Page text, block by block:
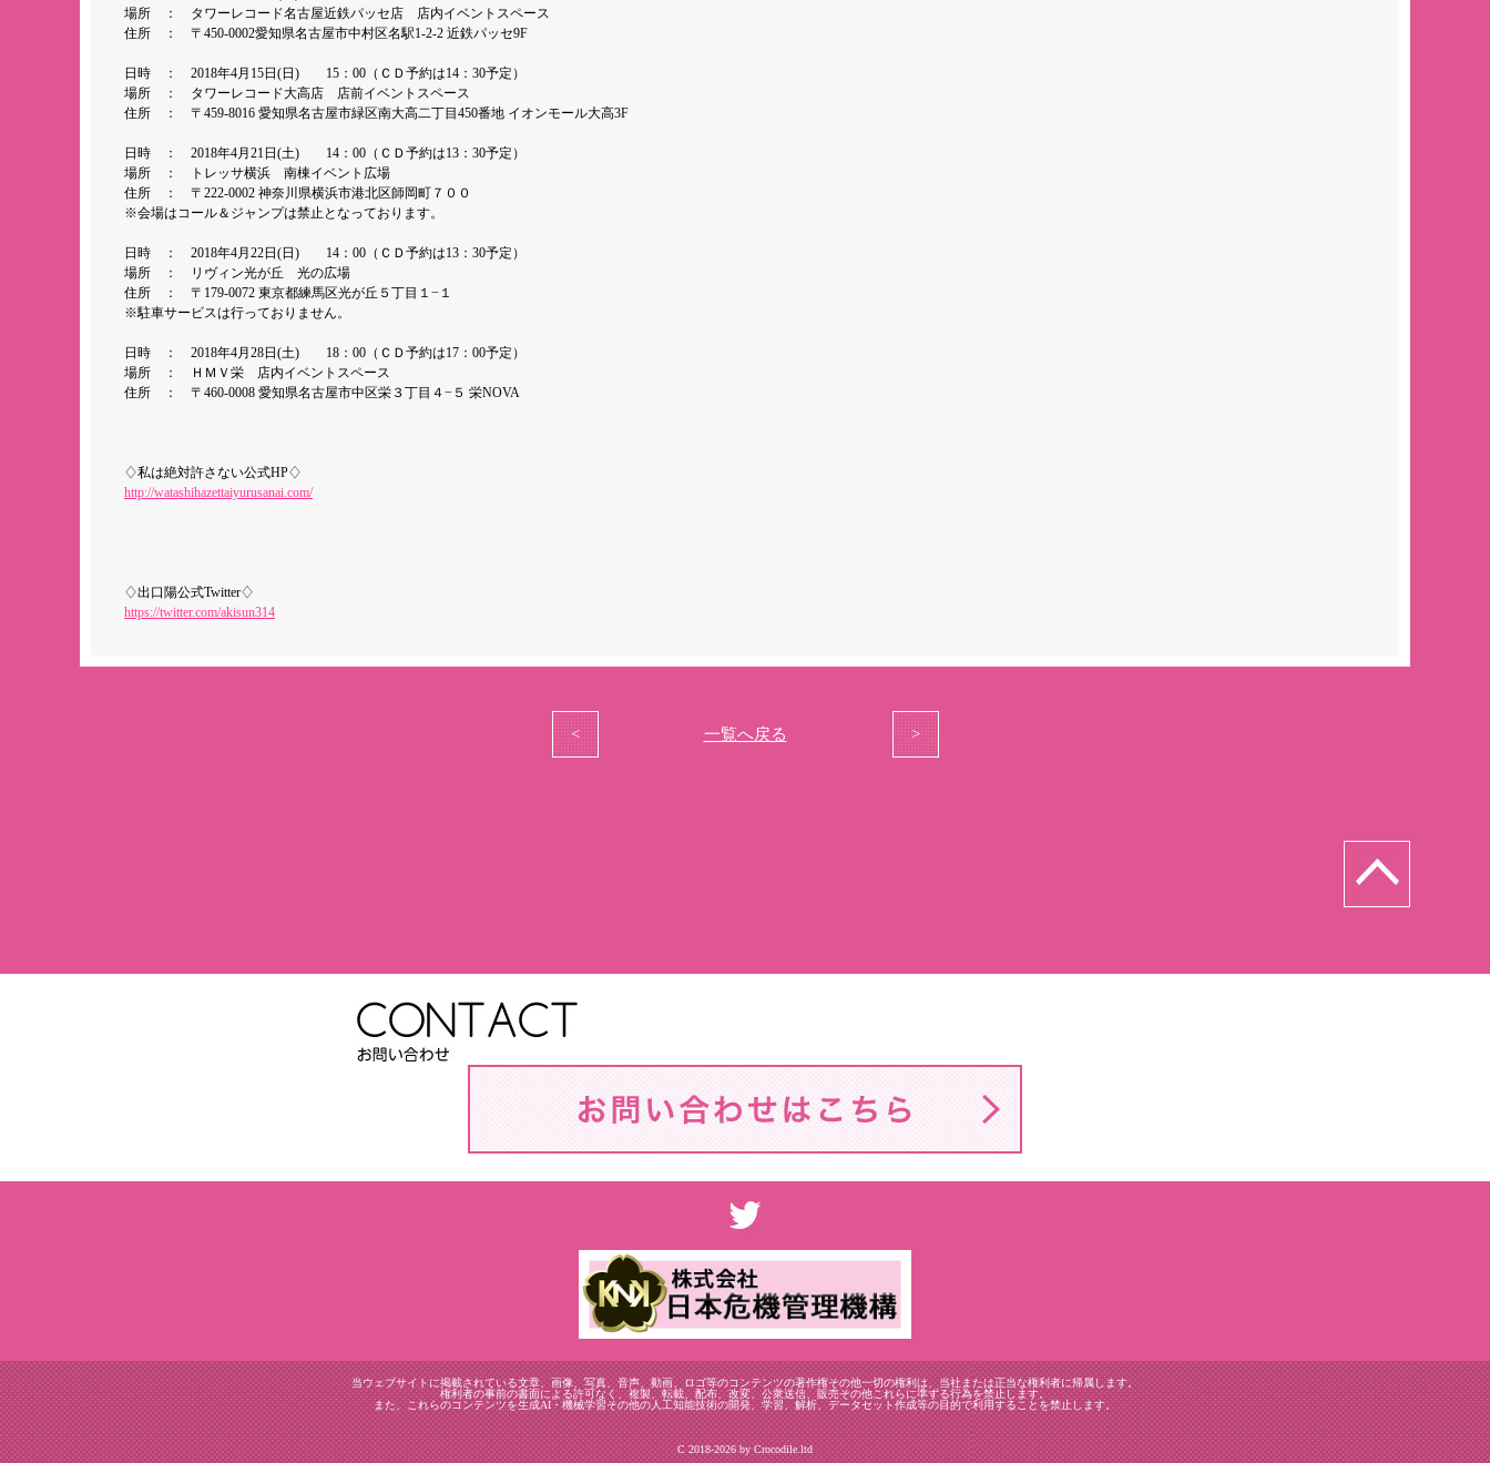
場所 ： タワーレコード名古屋近鉄パッセ店 店内イベントスペース
住所 ： 〒450-0002愛知県名古屋市中村区名駅1-2-2 近鉄パッセ9F
日時 ： 2018年4月15日(日) 15：00（ＣＤ予約は14：30予定）
場所 ： タワーレコード大高店 店前イベントスペース
住所 ： 〒459-8016 愛知県名古屋市緑区南大高二丁目450番地 イオンモール大高3F
日時 ： 2018年4月21日(土) 14：00（ＣＤ予約は13：30予定）
場所 ： トレッサ横浜 南棟イベント広場
住所 ： 〒222-0002 神奈川県横浜市港北区師岡町７００
※会場はコール＆ジャンプは禁止となっております。
日時 ： 2018年4月22日(日) 14：00（ＣＤ予約は13：30予定）
場所 ： リヴィン光が丘 光の広場
住所 ： 〒179-0072 東京都練馬区光が丘５丁目１−１
※駐車サービスは行っておりません。
日時 ： 2018年4月28日(土) 18：00（ＣＤ予約は17：00予定）
場所 ： ＨＭＶ栄 店内イベントスペース
住所 ： 〒460-0008 愛知県名古屋市中区栄３丁目４−５ 栄NOVA
♢私は絶対許さない公式HP♢
http://watashihazettaiyurusanai.com/
♢出口陽公式Twitter♢
https://twitter.com/akisun314
< 一覧へ戻る >
当ウェブサイトに掲載されている文章、画像、写真、音声、動画、ロゴ等のコンテンツの著作権その他一切の権利は、当社または正当な権利者に帰属します。
権利者の事前の書面による許可なく、複製、転載、配布、改変、公衆送信、販売その他これらに準ずる行為を禁止します。
また、これらのコンテンツを生成AI・機械学習その他の人工知能技術の開発、学習、解析、データセット作成等の目的で利用することを禁止します。
C 2018-2026 by Crocodile.ltd